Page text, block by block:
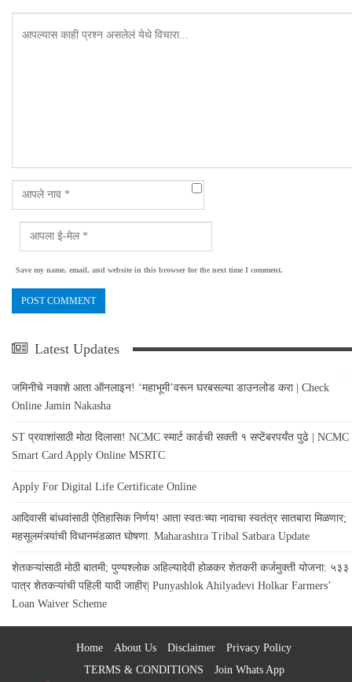
Save my name, email, and website in this browser for the next time I comment.
Latest Updates
जमिनीचे नकाशे आता ऑनलाइन! ‘महाभूमी’वरून घरबसल्या डाउनलोड करा | Check
Online Jamin Nakasha
ST प्रवाशांसाठी मोठा दिलासा! NCMC स्मार्ट कार्डची सक्ती १ सप्टेंबरपर्यंत पुढे | NCMC
Smart Card Apply Online MSRTC
Apply For Digital Life Certificate Online
आदिवासी बांधवांसाठी ऐतिहासिक निर्णय! आता स्वतःच्या नावाचा स्वतंत्र सातबारा मिळणार;
महसूलमंत्र्यांची विधानमंडळात घोषणा. Maharashtra Tribal Satbara Update
शेतकऱ्यांसाठी मोठी बातमी; पुण्यश्लोक अहिल्यादेवी होळकर शेतकरी कर्जमुक्ती योजना: ५३३
पात्र शेतकऱ्यांची पहिली यादी जाहीर| Punyashlok Ahilyadevi Holkar Farmers’
Loan Waiver Scheme
Home About Us Disclaimer
Privacy Policy
TERMS & CONDITIONS
Join Whats App